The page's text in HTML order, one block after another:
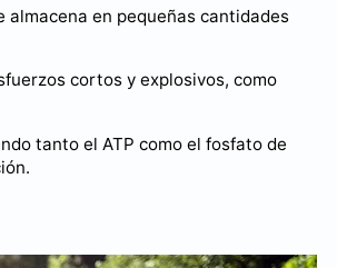
almacena en pequeñas cantidades
cortos y explosivos, como
tanto el ATP como el fosfato de